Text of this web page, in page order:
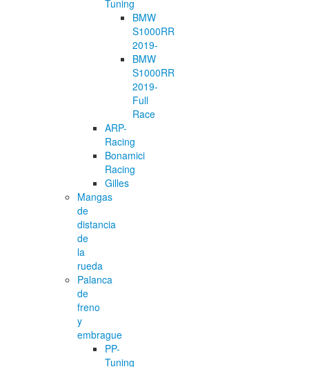
Tuning
BMW
S1000RR
2019-
BMW
S1000RR
2019-
Full
Race
ARP-
Racing
Bonamici
Racing
Gilles
Mangas
de
distancia
de
la
rueda
Palanca
de
freno
y
embrague
PP-
Tuning